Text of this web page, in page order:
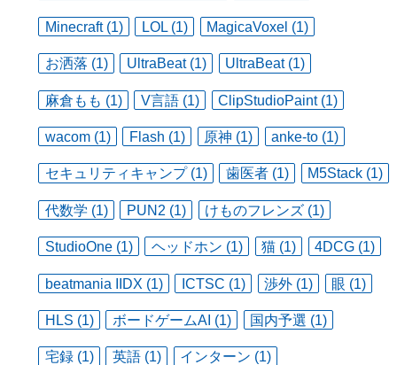
Minecraft (1) LOL (1) MagicaVoxel (1)
お洒落 (1) UltraBeat (1) UltraBeat (1)
麻倉もも (1) V言語 (1) ClipStudioPaint (1)
wacom (1) Flash (1) 原神 (1) anke-to (1)
セキュリティキャンプ (1) 歯医者 (1) M5Stack (1)
代数学 (1) PUN2 (1) けものフレンズ (1)
StudioOne (1) ヘッドホン (1) 猫 (1) 4DCG (1)
beatmania IIDX (1) ICTSC (1) 渉外 (1) 眼 (1)
HLS (1) ボードゲームAI (1) 国内予選 (1)
宅録 (1) 英語 (1) インターン (1)